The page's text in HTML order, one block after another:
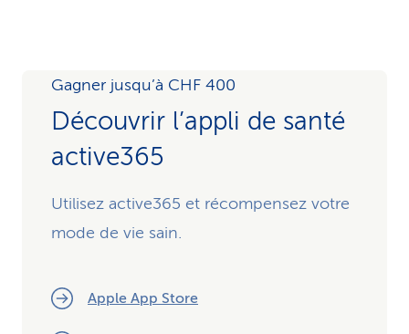
Gagner jusqu’à CHF 400
Découvrir l’appli de santé
active365
Utilisez active365 et récompensez votre
mode de vie sain.
Apple App Store